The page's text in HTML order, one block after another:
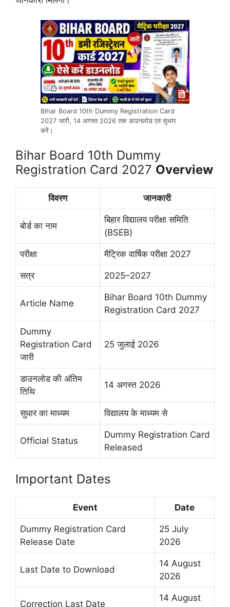
Bihar Board 10th Dummy Registration Card
2027 जारी, 14 अगस्त 2026 तक डाउनलोड एवं सुधार
करें।
Bihar Board 10th Dummy
Registration Card 2027 Overview
विवरण जानकारी
बोर्ड का नाम
बिहार विद्यालय परीक्षा समिति
(BSEB)
परीक्षा मैट्रिक वार्षिक परीक्षा 2027
सत्र 2025–2027
Article Name
Bihar Board 10th Dummy
Registration Card 2027
Dummy
Registration Card
जारी
25 जुलाई 2026
डाउनलोड की अंतिम
तिथि
14 अगस्त 2026
सुधार का माध्यम विद्यालय के माध्यम से
Official Status
Dummy Registration Card
Released
Important Dates
Event Date
Dummy Registration Card
Release Date
25 July
2026
Last Date to Download
14 August
2026
Correction Last Date
14 August